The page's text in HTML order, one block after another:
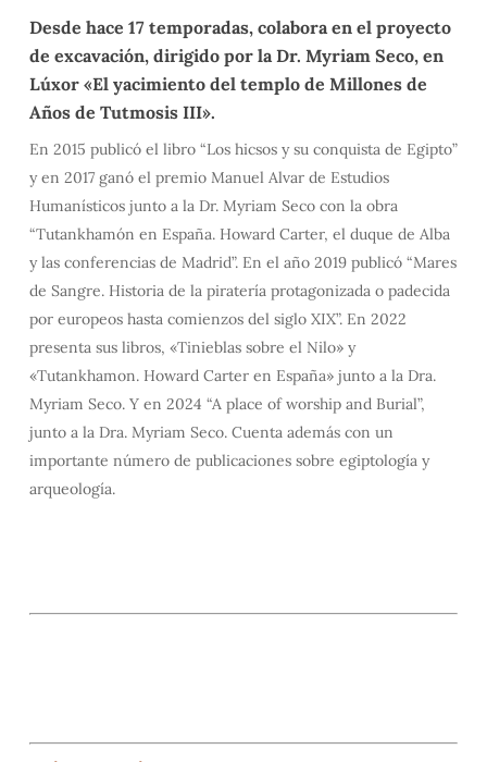
Desde hace 17 temporadas, colabora en el proyecto
de excavación, dirigido por la Dr. Myriam Seco, en
Lúxor «El yacimiento del templo de Millones de
Años de Tutmosis III».
En 2015 publicó el libro “Los hicsos y su conquista de Egipto”
y en 2017 ganó el premio Manuel Alvar de Estudios
Humanísticos junto a la Dr. Myriam Seco con la obra
“Tutankhamón en España. Howard Carter, el duque de Alba
y las conferencias de Madrid”. En el año 2019 publicó “Mares
de Sangre. Historia de la piratería protagonizada o padecida
por europeos hasta comienzos del siglo XIX”. En 2022
presenta sus libros, «Tinieblas sobre el Nilo» y
«Tutankhamon. Howard Carter en España» junto a la Dra.
Myriam Seco. Y en 2024 “A place of worship and Burial”,
junto a la Dra. Myriam Seco. Cuenta además con un
importante número de publicaciones sobre egiptología y
arqueología.